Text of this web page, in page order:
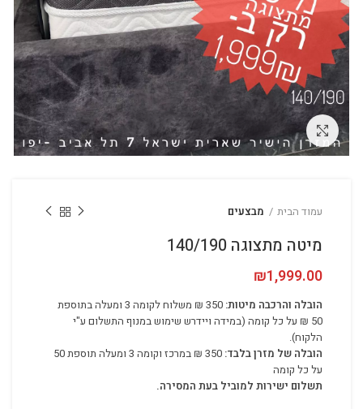
לחץ להגדלה
עמוד הבית מבצעים
מיטה מתצוגה 140/190
₪1,999.00
הובלה והרכבה מיטות:
350 ₪ משלוח לקומה 3 ומעלה בתוספת
50 ₪ על כל קומה (במידה ויידרש שימוש במנוף התשלום ע"י
הלקוח).
הובלה של מזרן בלבד:
350 ₪ במרכז וקומה 3 ומעלה תוספת 50
על כל קומה
תשלום ישירות למוביל בעת המסירה.